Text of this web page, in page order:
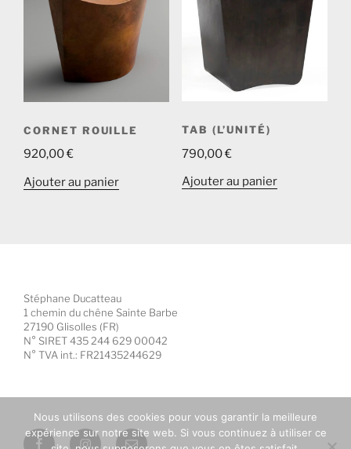
CORNET ROUILLE
920,00€
Ajouter au panier
TAB (L’UNITÉ)
790,00€
Ajouter au panier
Stéphane Ducatteau
1 chemin du chêne Sainte Barbe
27190 Glisolles (FR)
N° SIRET 435 244 629 00042
N° TVA int.: FR21435244629
FacebookInstagram
E-
Nous utilisons des cookies pour vous garantir la meilleure
expérience sur notre site web. Si vous continuez à utiliser ce